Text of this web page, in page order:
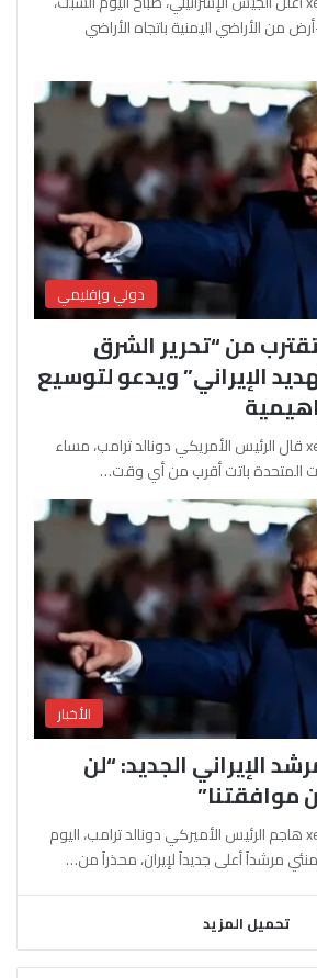
من الأراضي اليمنية باتجاه الأراضي
دولي وإقليمي
من “تحرير الشرق
الإيراني” ويدعو لتوسيع
آفرين علو ـ xeber24.net قال الرئيس الأمريكي دونالد ترامب، مساء
المتحدة باتت أقرب من أي وقت…
الأخبار
الإيراني الجديد: “لن
موافقتنا”
آفرين علو ـ xeber24.net هاجم الرئيس الأميركي دونالد ترامب، اليوم
مرشداً أعلى جديداً لإيران، محذراً من…
تحميل المزيد